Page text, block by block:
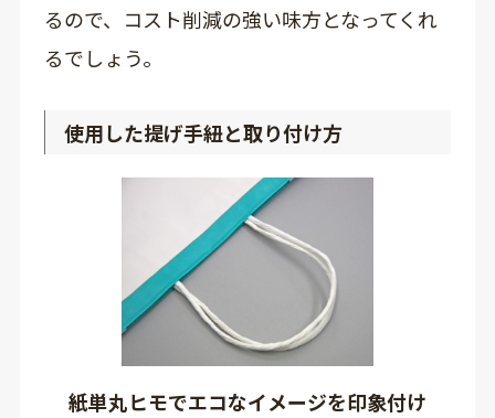
るので、コスト削減の強い味方となってくれ
るでしょう。
使用した提げ手紐と取り付け方
紙単丸ヒモでエコなイメージを印象付け